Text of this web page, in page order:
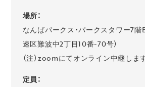
場所：
なんばパークス・パークスタワー7階
速区難波中2丁目10番-70号）
（注）zoomにてオンライン中継します
定員：